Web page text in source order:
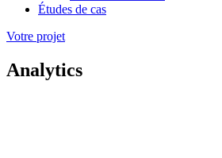
Études de cas
Votre projet
Analytics